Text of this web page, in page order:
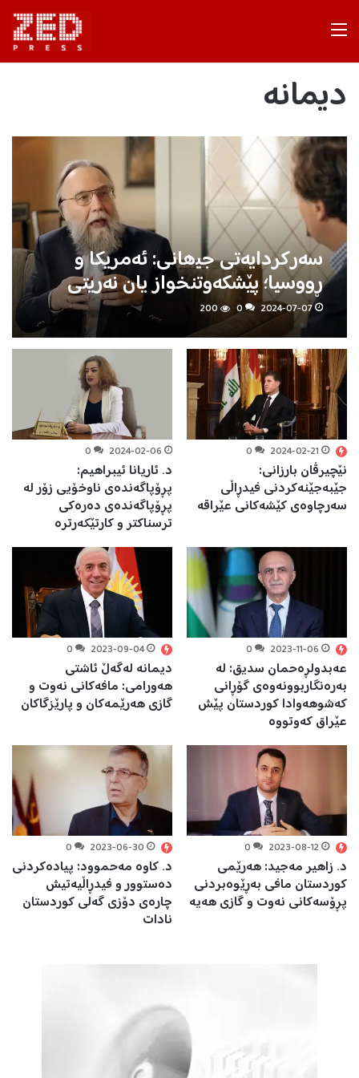
دیمانه‌
سەرکردایەتی جیھانی: ئەمریکا و
ڕووسیا؛ پێشکەوتنخواز یان نەریتی
2024-07-07
0
200
2024-02-21
0
نێچیرڤان بارزانی:
جێبه‌جێنه‌كردنی فیدڕاڵی
سه‌رچاوه‌ی كێشه‌كانی عێراقه
2024-02-06
0
د. ئاریانا ئیبراهیم:
پڕۆپاگەندەی ناوخۆیی زۆر لە
پڕۆپاگەندەی دەرەکی
ترسناکتر و کارتێکەرترە
2023-11-06
0
عەبدولڕەحمان سدیق: لە
بەرەنگاربوونەوەی گۆڕانی
كەشوهەوادا كوردستان پێش
عێراق کەوتووە
2023-09-04
0
دیمانە لەگەڵ ئاشتی
هەورامی: مافەکانی نەوت و
گازی هەرێمەکان و پارێزگاکان
2023-08-12
0
د. زاهیر مەجید: هەرێمی
کوردستان مافی بەڕێوەبردنی
پڕۆسەکانی نەوت و گازی هەیە
2023-06-30
0
د. کاوە مەحموود: پیادەکردنی
دەستوور و فیدڕاڵیەتیش
چارەی دۆزی گەلی کوردستان
نادات